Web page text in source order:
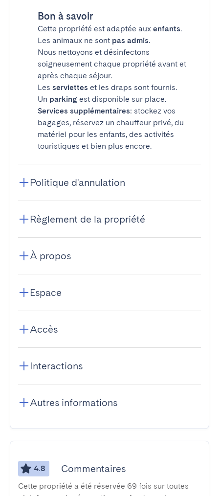
Bon à savoir
Cette propriété est adaptée aux enfants.
Les animaux ne sont pas admis.
Nous nettoyons et désinfectons
soigneusement chaque propriété avant et
après chaque séjour.
Les serviettes et les draps sont fournis.
Un parking est disponible sur place.
Services supplémentaires: stockez vos
bagages, réservez un chauffeur privé, du
matériel pour les enfants, des activités
touristiques et bien plus encore.
Politique d'annulation
Règlement de la propriété
À propos
Espace
Accès
Interactions
Autres informations
4.8 Commentaires
Cette propriété a été réservée 69 fois sur toutes